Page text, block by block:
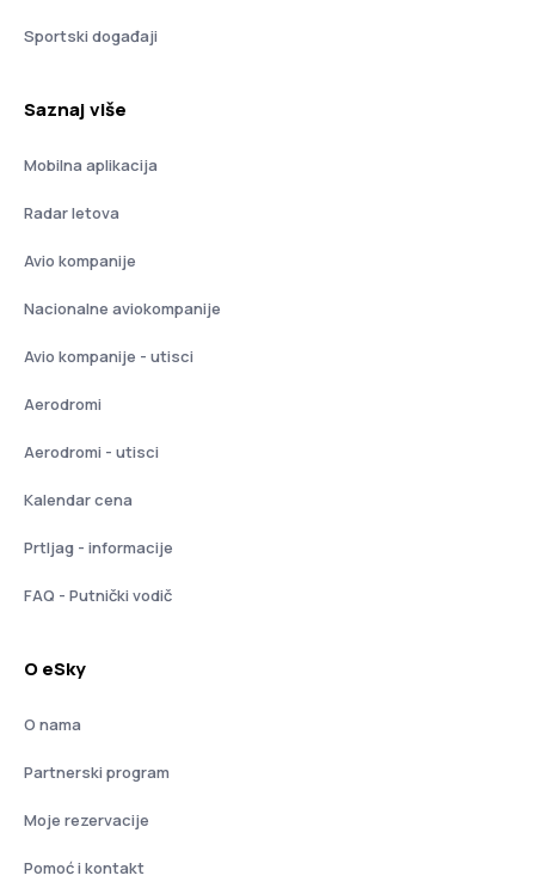
Sportski događaji
Saznaj više
Mobilna aplikacija
Radar letova
Avio kompanije
Nacionalne aviokompanije
Avio kompanije - utisci
Aerodromi
Aerodromi - utisci
Kalendar cena
Prtljag - informacije
FAQ - Putnički vodič
O eSky
O nama
Partnerski program
Moje rezervacije
Pomoć i kontakt